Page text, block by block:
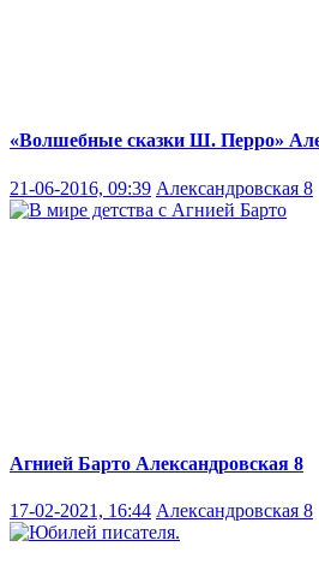
«Волшебные сказки Ш. Перро»
21-06-2016, 09:39 Александровская 8
Агнией Барто Александровская 8
17-02-2021, 16:44 Александровская 8